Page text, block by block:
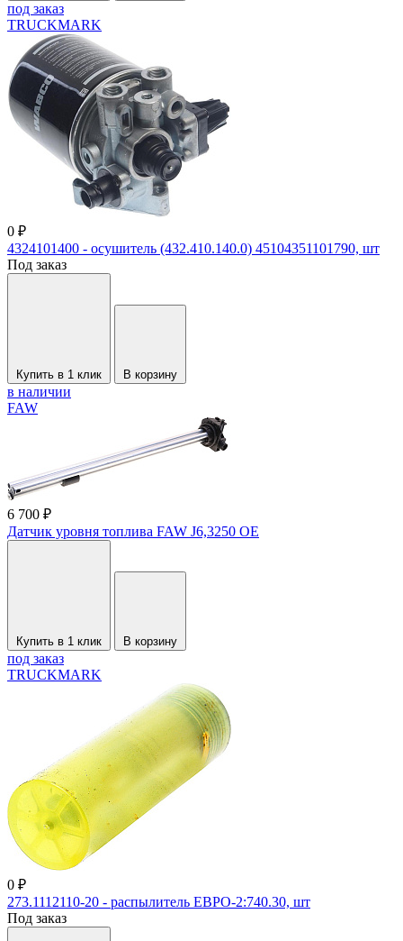
под заказ
TRUCKMARK
0 ₽
4324101400 - осушитель (432.410.140.0) 45104351101790, шт
Под заказ
Купить в 1 клик В корзину
в наличии
FAW
6 700 ₽
Датчик уровня топлива FAW J6,3250 OE
Купить в 1 клик В корзину
под заказ
TRUCKMARK
0 ₽
273.1112110-20 - распылитель ЕВРО-2:740.30, шт
Под заказ